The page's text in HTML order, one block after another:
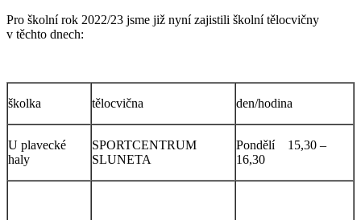
Pro školní rok 2022/23 jsme již nyní zajistili školní tělocvičny
v těchto dnech:
školka tělocvična den/hodina
U plavecké
haly
SPORTCENTRUM
SLUNETA
Pondělí 15,30 –
16,30